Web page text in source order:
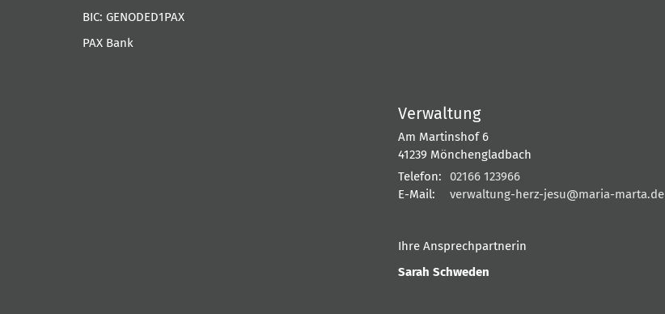
BIC: GENODED1PAX
PAX Bank
Verwaltung
Am Martinshof 6
41239 Mönchengladbach
Telefon:
02166 123966
E-Mail:
verwaltung-herz-jesu@maria-marta.de
Ihre Ansprechpartnerin
Sarah Schweden